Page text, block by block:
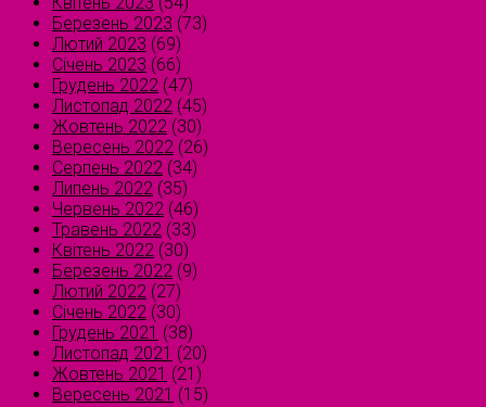
Березень 2023 (73)
Лютий 2023 (69)
Січень 2023 (66)
Грудень 2022 (47)
Листопад 2022 (45)
Жовтень 2022 (30)
Вересень 2022 (26)
Серпень 2022 (34)
Липень 2022 (35)
Червень 2022 (46)
Травень 2022 (33)
Квітень 2022 (30)
Березень 2022 (9)
Лютий 2022 (27)
Січень 2022 (30)
Грудень 2021 (38)
Листопад 2021 (20)
Жовтень 2021 (21)
Вересень 2021 (15)